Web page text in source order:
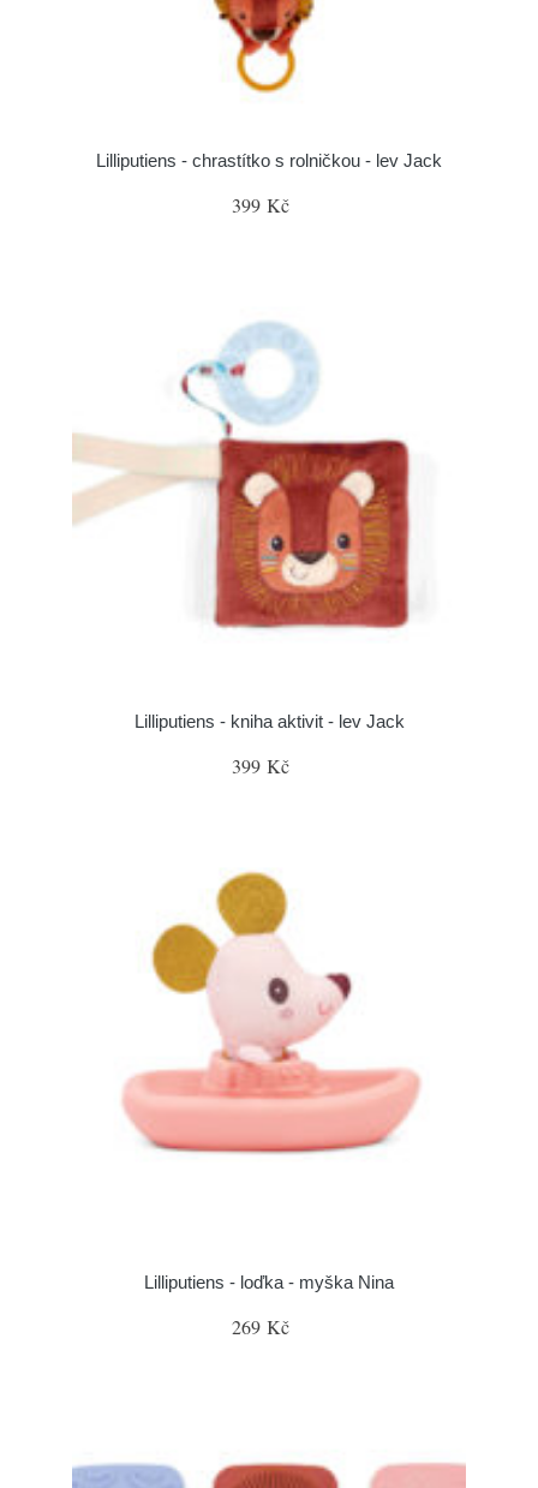
Lilliputiens - chrastítko s rolničkou - lev Jack
399 Kč
Lilliputiens - kniha aktivit - lev Jack
399 Kč
Lilliputiens - loďka - myška Nina
269 Kč